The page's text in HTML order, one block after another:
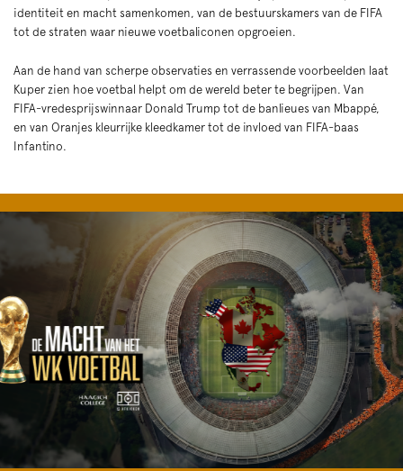
identiteit en macht samenkomen, van de bestuurskamers van de FIFA
tot de straten waar nieuwe voetbaliconen opgroeien.
Aan de hand van scherpe observaties en verrassende voorbeelden laat
Kuper zien hoe voetbal helpt om de wereld beter te begrijpen. Van
FIFA-vredesprijswinnaar Donald Trump tot de banlieues van Mbappé,
en van Oranjes kleurrijke kleedkamer tot de invloed van FIFA-baas
Infantino.
Skip